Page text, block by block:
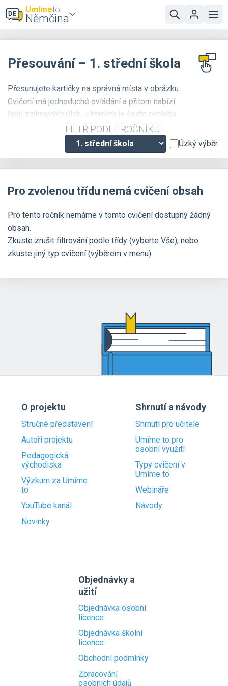
Umímeto
Němčina
Přesouvání – 1. střední škola
Přesunujete kartičky na správná místa v obrázku.
Cvičení má jednoduché ovládání a přitom nabízí
řadu zajímavých úloh, u kterých je často potřeba
přemýšlet trochu netradičním způsobem.
FILTR PODLE ROČNÍKU
Úzký výběr
Pro zvolenou třídu nemá cvičení obsah
Pro tento ročník nemáme v tomto cvičení dostupný žádný
obsah.
Zkuste zrušit filtrování podle třídy (vyberte Vše), nebo
zkuste jiný typ cvičení (výběrem v menu).
O projektu
Stručné představení
Autoři projektu
Pedagogická
východiska
Výzkum za Umíme
to
YouTube kanál
Novinky
Shrnutí a návody
Shrnutí pro učitele
Umíme to pro
osobní využití
Typy cvičení v
Umíme to
Webináře
Návody
Objednávky a
užití
Objednávka osobní
licence
Objednávka školní
licence
Obchodní podmínky
Zpracování
osobních údajů